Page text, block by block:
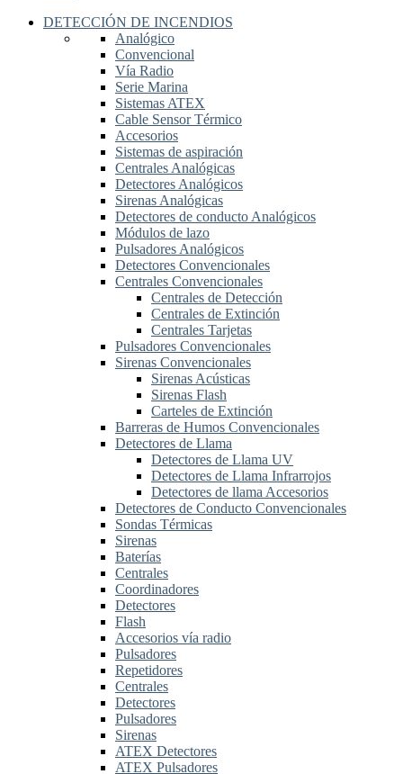
DETECCIÓN DE INCENDIOS
Analógico
Convencional
Vía Radio
Serie Marina
Sistemas ATEX
Cable Sensor Térmico
Accesorios
Sistemas de aspiración
Centrales Analógicas
Detectores Analógicos
Sirenas Analógicas
Detectores de conducto Analógicos
Módulos de lazo
Pulsadores Analógicos
Detectores Convencionales
Centrales Convencionales
Centrales de Detección
Centrales de Extinción
Centrales Tarjetas
Pulsadores Convencionales
Sirenas Convencionales
Sirenas Acústicas
Sirenas Flash
Carteles de Extinción
Barreras de Humos Convencionales
Detectores de Llama
Detectores de Llama UV
Detectores de Llama Infrarrojos
Detectores de llama Accesorios
Detectores de Conducto Convencionales
Sondas Térmicas
Sirenas
Baterías
Centrales
Coordinadores
Detectores
Flash
Accesorios vía radio
Pulsadores
Repetidores
Centrales
Detectores
Pulsadores
Sirenas
ATEX Detectores
ATEX Pulsadores